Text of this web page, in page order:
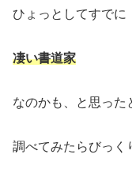
ひょっとしてすでに
凄い書道家
なのかも、と思った
調べてみたらびっく